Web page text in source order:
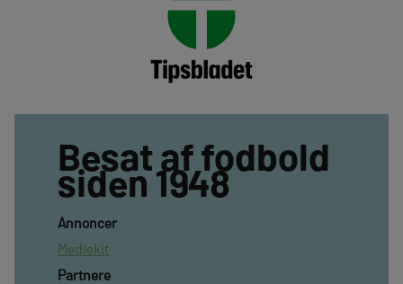
Besat af fodbold
siden 1948
Annoncer
Mediekit
Partnere